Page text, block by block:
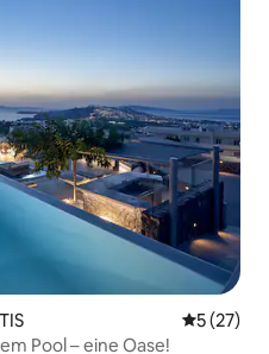
5 (27)
Pool – eine Oase!